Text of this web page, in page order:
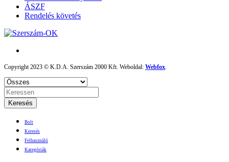
ÁSZF
Rendelés követés
Copyright 2023 © K.D.A. Szerszám 2000 Kft. Weboldal: Webfox.
Keresés
Bolt
Keresés
Felhasználó
Kategóriák